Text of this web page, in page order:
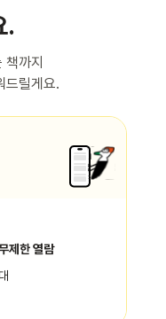
.
까지
드릴게요.
제한 열람